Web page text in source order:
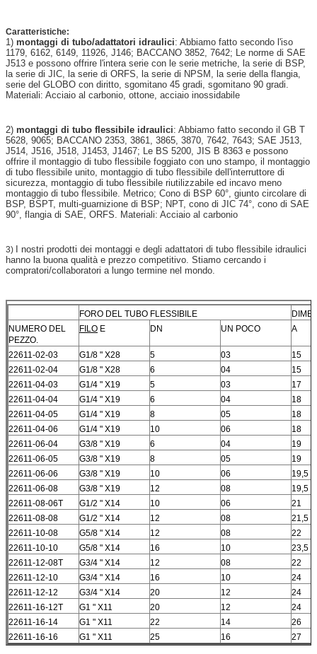
Caratteristiche:
1) montaggi di tubo/adattatori idraulici: Abbiamo fatto secondo l'iso
1179, 6162, 6149, 11926, J146; BACCANO 3852, 7642; Le norme di SAE
J513 e possono offrire l'intera serie con le serie metriche, la serie di BSP,
la serie di JIC, la serie di ORFS, la serie di NPSM, la serie della flangia,
serie del GLOBO con diritto, sgomitano 45 gradi, sgomitano 90 gradi.
Materiali: Acciaio al carbonio, ottone, acciaio inossidabile
2) montaggi di tubo flessibile idraulici: Abbiamo fatto secondo il GB T
5628, 9065; BACCANO 2353, 3861, 3865, 3870, 7642, 7643; SAE J513,
J514, J516, J518, J1453, J1467; Le BS 5200, JIS B 8363 e possono
offrire il montaggio di tubo flessibile foggiato con uno stampo, il montaggio
di tubo flessibile unito, montaggio di tubo flessibile dell'interruttore di
sicurezza, montaggio di tubo flessibile riutilizzabile ed incavo meno
montaggio di tubo flessibile. Metrico; Cono di BSP 60°, giunto circolare di
BSP, BSPT, multi-guarnizione di BSP; NPT, cono di JIC 74°, cono di SAE
90°, flangia di SAE, ORFS. Materiali: Acciaio al carbonio
3)
I nostri prodotti dei montaggi e degli adattatori di tubo flessibile idraulici
hanno la buona qualità e prezzo competitivo. Stiamo cercando i
compratori/collaboratori a lungo termine nel mondo.
FORO DEL TUBO FLESSIBILE
NUMERO DEL
PEZZO.
FILO E DN UN POCO A
22611-02-03 G1/8 " X28 5 03
15
22611-02-04
G1/8 " X28 6 04
15
22611-04-03
G1/4 " X19 5 03
17
22611-04-04
G1/4 " X19 6 04
18
22611-04-05
G1/4 " X19 8 05
18
22611-04-06
G1/4 " X19 10 06
18
22611-06-04
G3/8 " X19 6 04
19
22611-06-05
G3/8 " X19 8 05
19
22611-06-06
G3/8 " X19 10 06
19,5
22611-06-08
G3/8 " X19 12 08
19,5
22611-08-06T
G1/2 " X14 10 06
21
22611-08-08
G1/2 " X14 12 08
21,5
22611-10-08
G5/8 " X14 12 08
22
22611-10-10
G5/8 " X14 16 10
23,5
22611-12-08T
G3/4 " X14 12 08
22
22611-12-10
G3/4 " X14 16 10
24
22611-12-12
G3/4 " X14 20 12
24
22611-16-12T
G1 " X11 20 12
24
22611-16-14
G1 " X11 22 14
26
22611-16-16
G1 " X11 25 16 27